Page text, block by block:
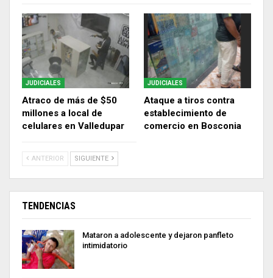
JUDICIALES
Atraco de más de $50
millones a local de
celulares en Valledupar
JUDICIALES
Ataque a tiros contra
establecimiento de
comercio en Bosconia
ANTERIOR SIGUIENTE
TENDENCIAS
Mataron a adolescente y dejaron panfleto
intimidatorio